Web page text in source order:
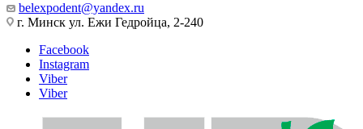
belexpodent@yandex.ru
г. Минск ул. Ежи Гедройца, 2-240
Facebook
Instagram
Viber
Viber